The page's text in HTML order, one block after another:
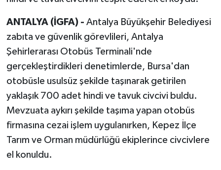
ANTALYA (İGFA) - Antalya Büyükşehir Belediyesi
zabıta ve güvenlik görevlileri, Antalya
Şehirlerarası Otobüs Terminali'nde
gerçekleştirdikleri denetimlerde, Bursa'dan
otobüsle usulsüz şekilde taşınarak getirilen
yaklaşık 700 adet hindi ve tavuk civcivi buldu.
Mevzuata aykırı şekilde taşıma yapan otobüs
firmasına cezai işlem uygulanırken, Kepez İlçe
Tarım ve Orman müdürlüğü ekiplerince civcivlere
el konuldu.